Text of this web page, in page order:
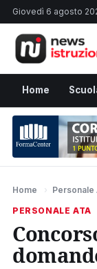
Giovedì 6 agosto
Home
Home › Personale
PERSONALE ATA